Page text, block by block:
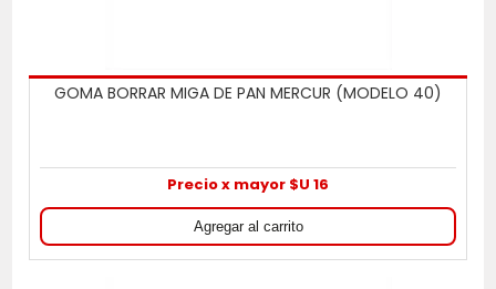
GOMA BORRAR MIGA DE PAN MERCUR (MODELO 40)
Precio x mayor $U 16